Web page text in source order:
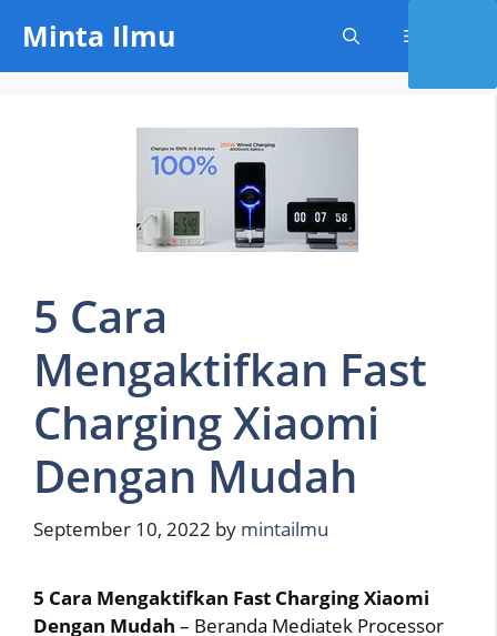
content
Minta Ilmu
5 Cara
Mengaktifkan Fast
Charging Xiaomi
Dengan Mudah
September 10, 2022 by mintailmu
5 Cara Mengaktifkan Fast Charging Xiaomi
Dengan Mudah – Beranda Mediatek Processor